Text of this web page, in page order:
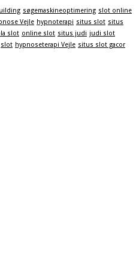
søgemaskineoptimering slot online
Vejle hypnoterapi situs slot situs
slot online slot situs judi judi slot
slot hypnoseterapi Vejle situs slot gacor